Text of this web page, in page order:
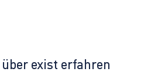
exist erfahren